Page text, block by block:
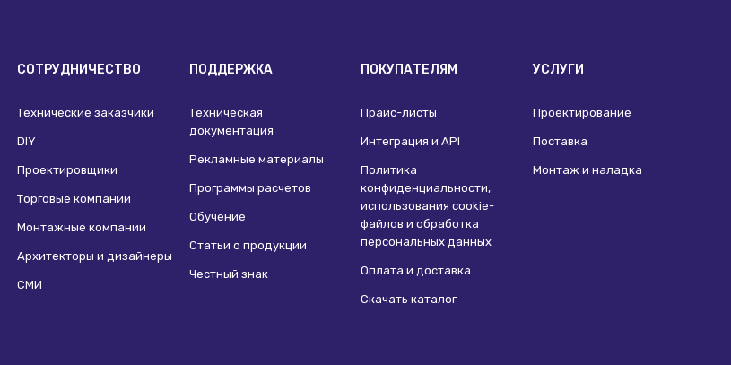
СОТРУДНИЧЕСТВО
Технические заказчики
DIY
Проектировщики
Торговые компании
Монтажные компании
Архитекторы и дизайнеры
СМИ
ПОДДЕРЖКА
Техническая
документация
Рекламные материалы
Программы расчетов
Обучение
Статьи о продукции
Честный знак
ПОКУПАТЕЛЯМ
Прайс-листы
Интеграция и API
Политика
конфиденциальности,
использования сookie-
файлов и обработка
персональных данных
Оплата и доставка
Скачать каталог
УСЛУГИ
Проектирование
Поставка
Монтаж и наладка